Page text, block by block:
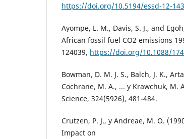
https://doi.org/10.5194/essd-12-
Ayompe, L. M., Davis, S. J., and
African fossil fuel CO2 emissions
124039, https://doi.org/10.1088/
Bowman, D. M. J. S., Balch, J. K.,
Cochrane, M. A., ... y Krawchuk, M.
Science, 324(5926), 481-484.
Crutzen, P. J., y Andreae, M. O.
Impact on